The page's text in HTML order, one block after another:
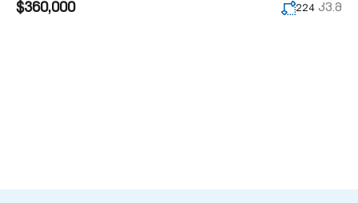
$360,000 224 კვ.მ